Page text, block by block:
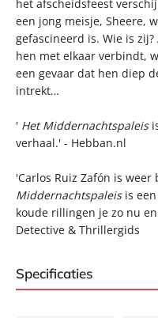
het afscheidsfeest
een jong meisje, Sheere,
gefascineerd is. Wie is
hen met elkaar verbindt,
een gevaar dat hen diep
intrekt…
' Het Middernachtspaleis
verhaal.' - Hebban.nl
'Carlos Ruiz Zafón is
Middernachtspaleisis een
koude rillingen je zo nu
Detective & Thrillergids
Specificaties